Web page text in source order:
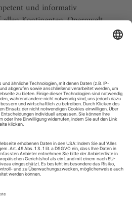
und informativ
Kontinenten. Opernwelt
befragt die Macher und
Themenblöcke
der Oper, bedeutende
Aspekte des
Die Premierenvorschau
in alle Welt.
Online-Archiv von Opernwelt
ePaper als auch das
Account auf www.der-
Zugang zur App auf Anfrage.
Laufzeit von einem Monat und
einen weiteren Monat, sofern
der Seite „Mein Konto/Meine
theaterverlag.de gekündigt